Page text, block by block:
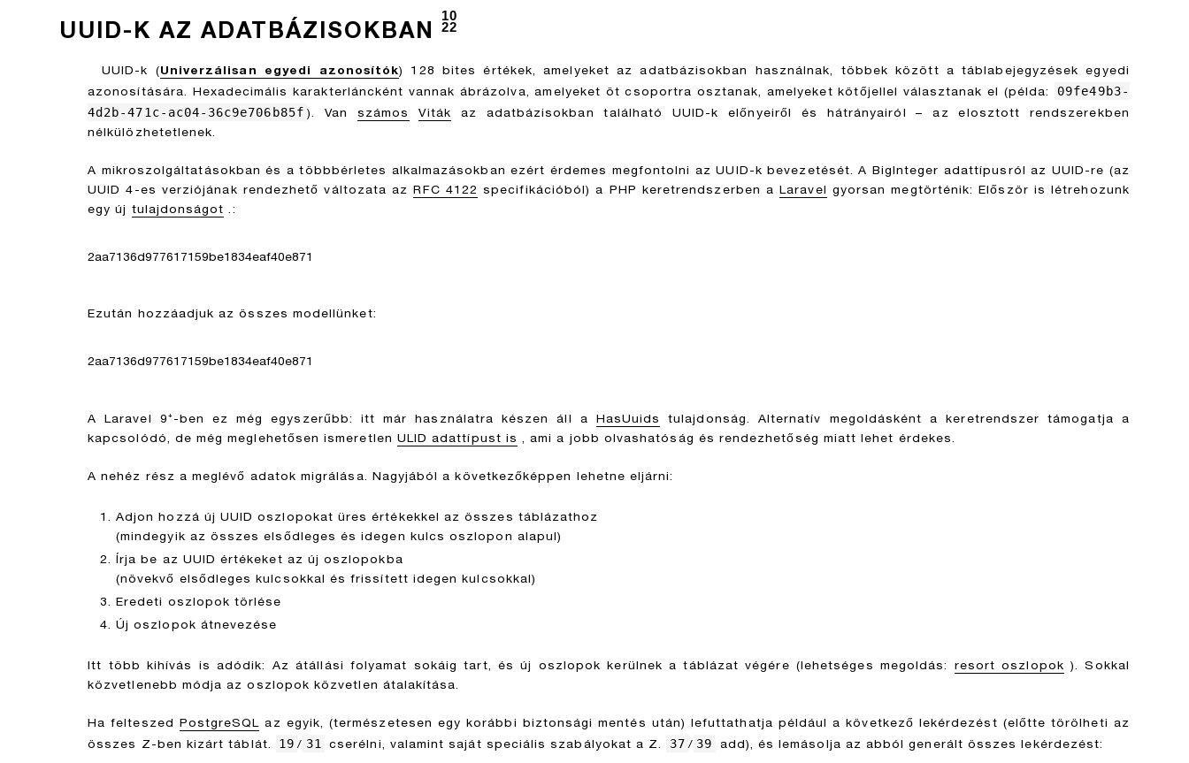
UUID-K AZ ADATBÁZISOKBAN
10
22
UUID-k (Univerzálisan egyedi azonosítók) 128 bites értékek, amelyeket az adatbázisokban használnak, többek között a táblabejegyzések egyedi
azonosítására. Hexadecimális karakterláncként vannak ábrázolva, amelyeket öt csoportra osztanak, amelyeket kötőjellel választanak el (példa:
09fe49b3-
4d2b-471c-ac04-36c9e706b85f ). Vanszámos Viták az adatbázisokban található UUID-k előnyeiről és hátrányairól – az elosztott rendszerekben
nélkülözhetetlenek.
A mikroszolgáltatásokban és a többbérletes alkalmazásokban ezért érdemes megfontolni az UUID-k bevezetését. A BigInteger adattípusról az UUID-re (az
UUID 4-es verziójának rendezhető változata azRFC 4122 specifikációból) a PHP keretrendszerben aLaravel gyorsan megtörténik: Először is létrehozunk
egy új tulajdonságot .:
2aa7136d977617159be1834eaf40e871
Ezután hozzáadjuk az összes modellünket:
2aa7136d977617159be1834eaf40e871
A Laravel 9⁺-ben ez még egyszerűbb: itt már használatra készen áll a HasUuids
tulajdonság. Alternatív megoldásként a keretrendszer támogatja a
kapcsolódó, de még meglehetősen ismeretlen ULID adattípust is , ami a jobb olvashatóság és rendezhetőség miatt lehet érdekes.
A nehéz rész a meglévő adatok migrálása. Nagyjából a következőképpen lehetne eljárni:
Adjon hozzá új UUID oszlopokat üres értékekkel az összes táblázathoz
(mindegyik az összes elsődleges és idegen kulcs oszlopon alapul)
Írja be az UUID értékeket az új oszlopokba
(növekvő elsődleges kulcsokkal és frissített idegen kulcsokkal)
Eredeti oszlopok törlése
Új oszlopok átnevezése
Itt több kihívás is adódik: Az átállási folyamat sokáig tart, és új oszlopok kerülnek a táblázat végére (lehetséges megoldás: resort oszlopok ). Sokkal
közvetlenebb módja az oszlopok közvetlen átalakítása.
Ha felteszed PostgreSQL az egyik, (természetesen egy korábbi biztonsági mentés után) lefuttathatja például a következő lekérdezést (előtte törölheti az
összes Z-ben kizárt táblát.
19 / 31 cserélni, valamint saját speciális szabályokat a Z. 37 / 39 add), és lemásolja az abból generált összes lekérdezést: